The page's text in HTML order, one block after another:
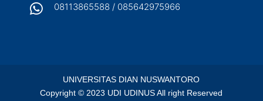
 08113865588 / 085642975966
UNIVERSITAS DIAN NUSWANTORO
Copyright © 2023 UDI UDINUS All right Reserved